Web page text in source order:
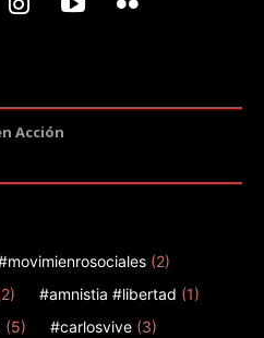
Acción
(2)
#amnistia #libertad (1)
(5) #carlosvive (3)